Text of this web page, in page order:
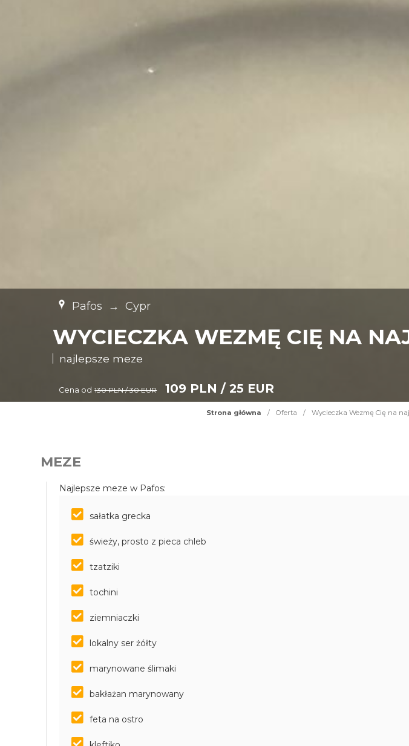
Pafos → Cypr
WYCIECZKA WEZMĘ CIĘ NA
najlepsze meze
Cena od 130 PLN / 30 EUR 109 PLN / 25 EUR
Strona główna / Oferta / Wycieczka Wezmę Cię na
MEZE
Najlepsze meze w Pafos:
sałatka grecka
świeży, prosto z pieca chleb
tzatziki
tochini
ziemniaczki
lokalny ser żółty
marynowane ślimaki
bakłażan marynowany
feta na ostro